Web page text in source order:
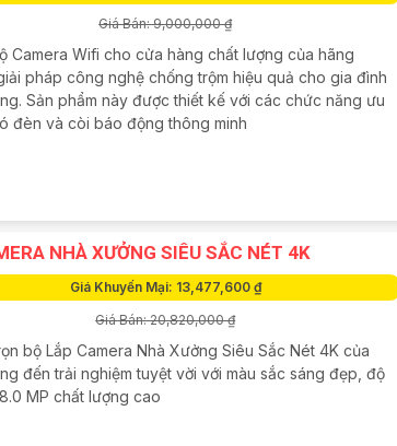
Giá Bán: 9,000,000 ₫
Camera Wifi cho cửa hàng chất lượng của hãng
pháp công nghệ chống trộm hiệu quả cho gia đình
Sản phẩm này được thiết kế với các chức năng ưu
đèn và còi báo động thông minh
NHÀ XƯỞNG SIÊU SẮC NÉT 4K
Giá Khuyến Mại: 13,477,600 ₫
Giá Bán: 20,820,000 ₫
bộ Lắp Camera Nhà Xưởng Siêu Sắc Nét 4K của
đến trải nghiệm tuyệt vời với màu sắc sáng đẹp, độ
MP chất lượng cao